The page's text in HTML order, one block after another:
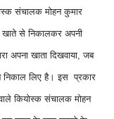
संचालक मोहन कुमार
खाते से निकालकर अपनी
अपना खाता दिखवाया, जब
निकाल लिए है। इस प्रकार
कियोस्क संचालक मोहन